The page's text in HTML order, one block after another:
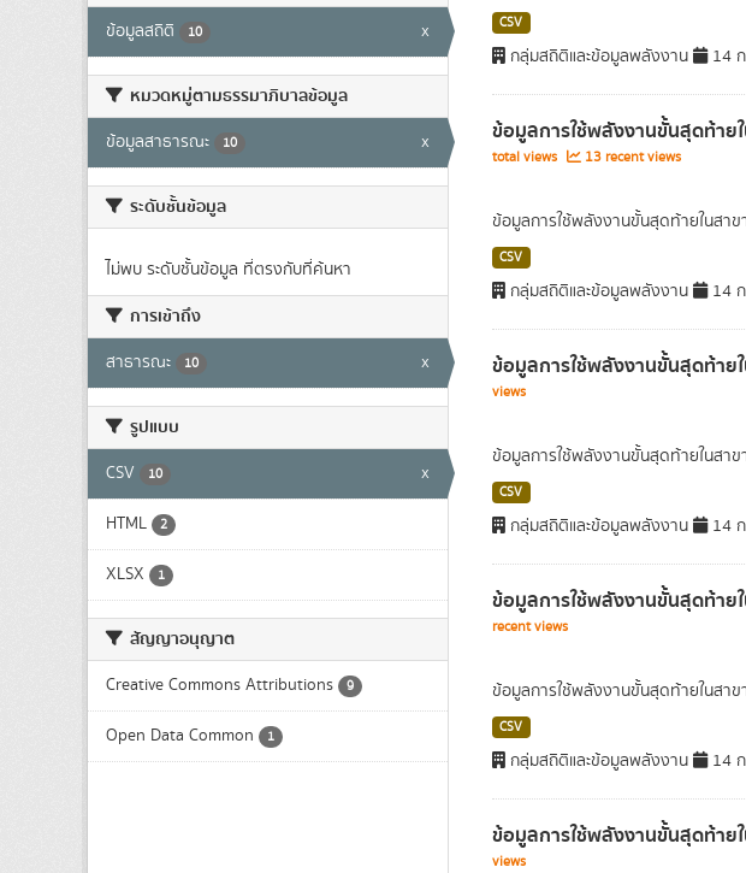
ข้อมูลสถิติ 10 x
หมวดหมู่ตามธรรมาภิบาลข้อมูล
ข้อมูลสาธารณะ 10 x
ระดับชั้นข้อมูล
ไม่พบ ระดับชั้นข้อมูล ที่ตรงกับที่ค้นหา
การเข้าถึง
สาธารณะ 10 x
รูปแบบ
CSV 10 x
HTML 2
XLSX 1
สัญญาอนุญาต
Creative Commons Attributions 9
Open Data Common 1
CSV
กลุ่มสถิติและข้อมูลพลังงาน 14
ข้อมูลการใช้พลังงานขั้นสุดท้าย
total views
13 recent views
ข้อมูลการใช้พลังงานขั้นสุดท้ายในสา
CSV
กลุ่มสถิติและข้อมูลพลังงาน 14
ข้อมูลการใช้พลังงานขั้นสุดท้าย
views
ข้อมูลการใช้พลังงานขั้นสุดท้ายในสา
CSV
กลุ่มสถิติและข้อมูลพลังงาน 14
ข้อมูลการใช้พลังงานขั้นสุดท้าย
recent views
ข้อมูลการใช้พลังงานขั้นสุดท้ายในสาข
CSV
กลุ่มสถิติและข้อมูลพลังงาน 14
ข้อมูลการใช้พลังงานขั้นสุดท้าย
views